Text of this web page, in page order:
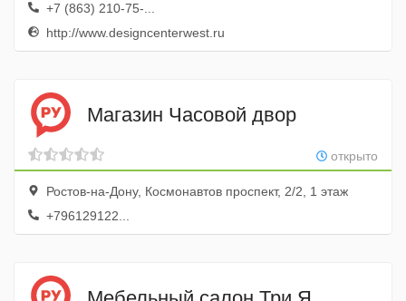
+7 (863) 210-75-...
http://www.designcenterwest.ru
Магазин Часовой двор
открыто
Ростов-на-Дону, Космонавтов проспект, 2/2, 1 этаж
+796129122...